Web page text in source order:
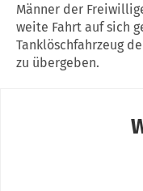
Männer der
weite Fahrt auf sich
Tanklöschfahrzeug
zu übergeben.